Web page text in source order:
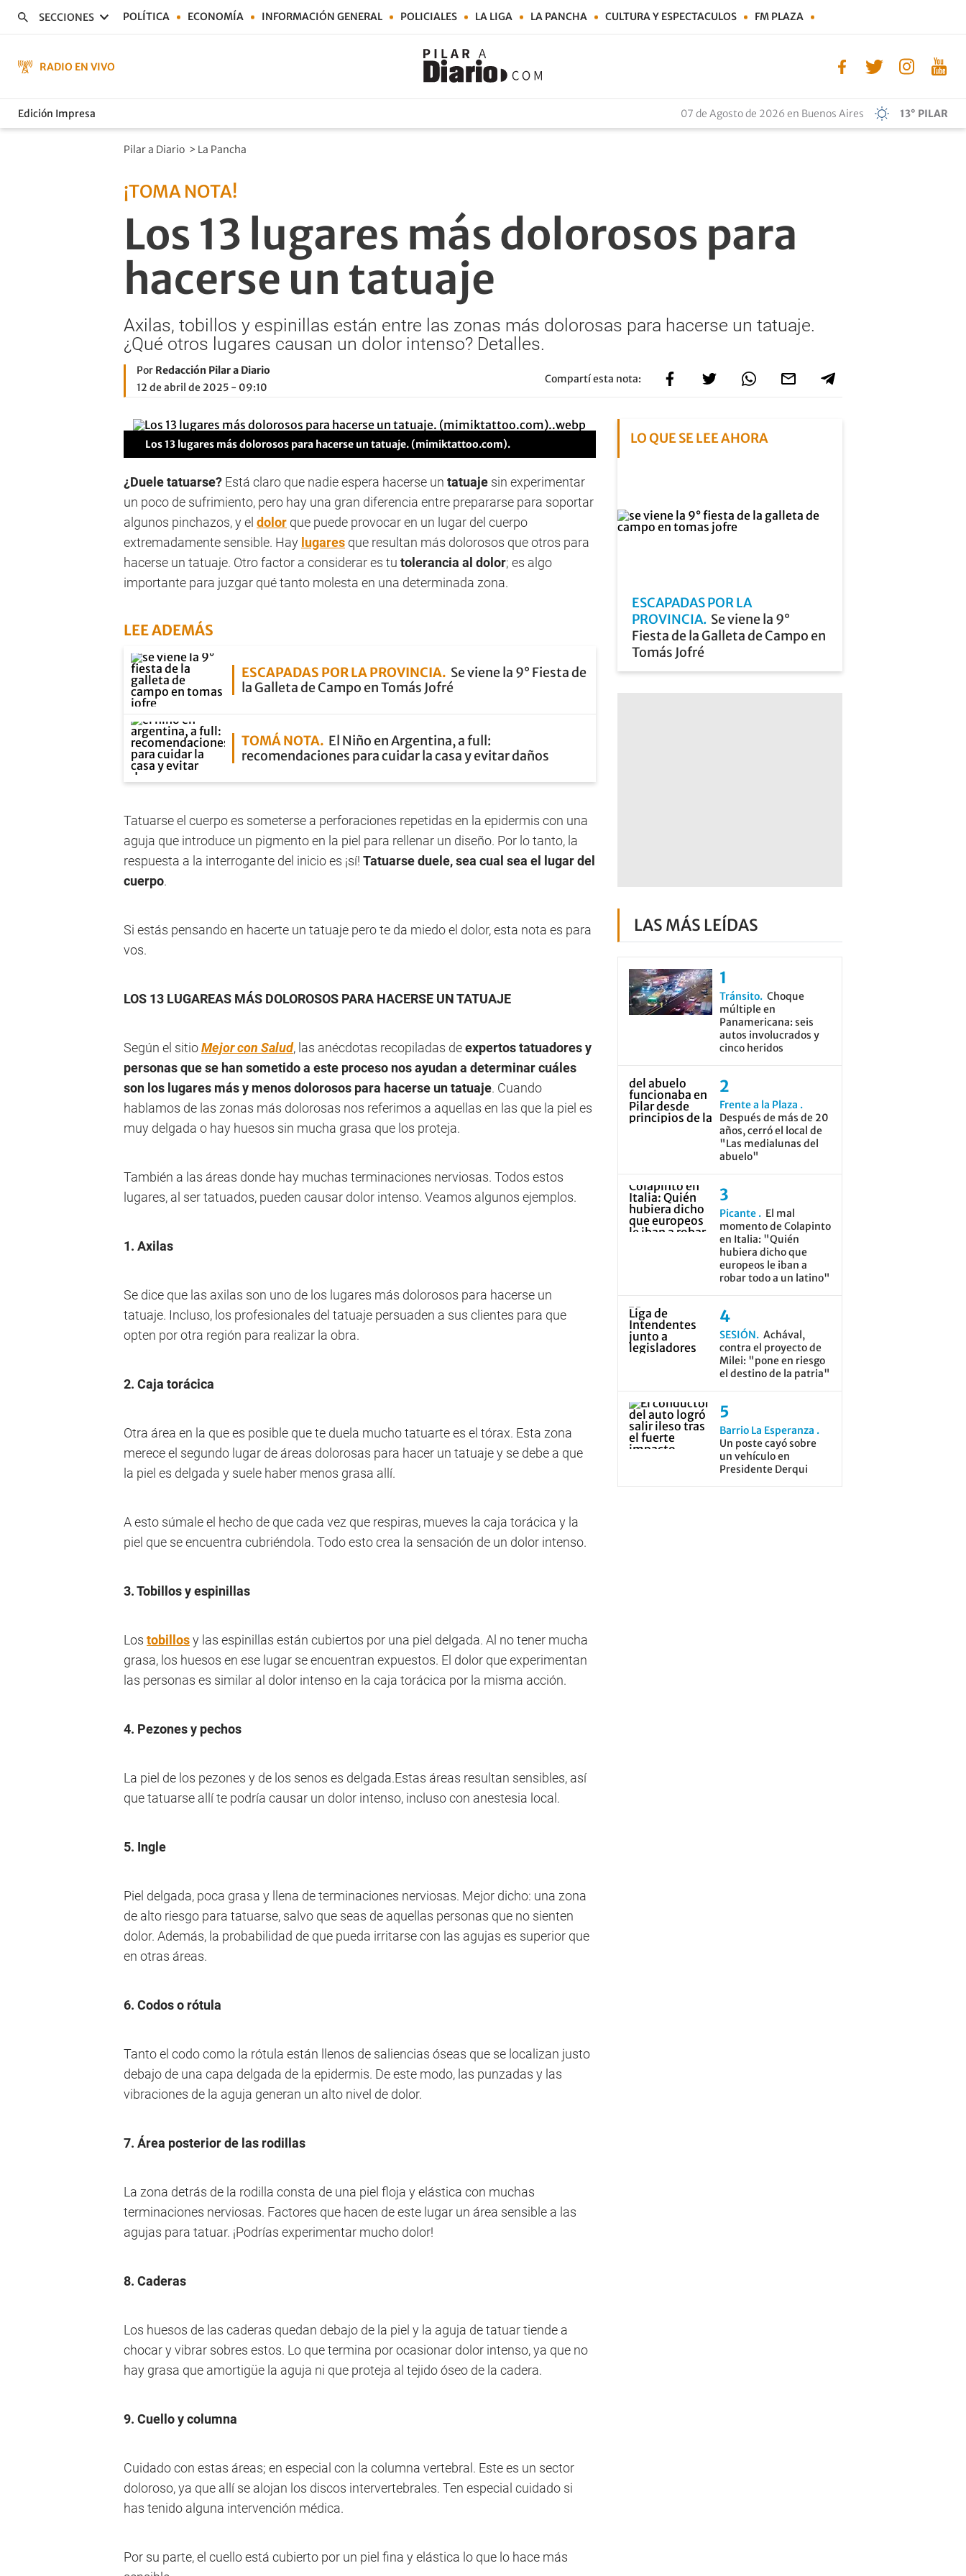
SECCIONES POLÍTICA ECONOMÍA INFORMACIÓN GENERAL POLICIALES LA LIGA LA PANCHA CULTURA Y ESPECTACULOS FM PLAZA
RADIO EN VIVO
Edición Impresa 07 de Agosto de 2026 en Buenos Aires 13° PILAR
Pilar a Diario > La Pancha
¡TOMA NOTA!
Los 13 lugares más dolorosos para
hacerse un tatuaje
Axilas, tobillos y espinillas están entre las zonas más dolorosas para hacerse un tatuaje.
¿Qué otros lugares causan un dolor intenso? Detalles.
Por Redacción Pilar a Diario
12 de abril de 2025 - 09:10
Compartí esta nota:
Los 13 lugares más dolorosos para hacerse un tatuaje. (mimiktattoo.com).
¿Duele tatuarse? Está claro que nadie espera hacerse un tatuaje sin experimentar
un poco de sufrimiento, pero hay una gran diferencia entre prepararse para soportar
algunos pinchazos, y el dolor que puede provocar en un lugar del cuerpo
extremadamente sensible. Hay lugares que resultan más dolorosos que otros para
hacerse un tatuaje. Otro factor a considerar es tu tolerancia al dolor; es algo
importante para juzgar qué tanto molesta en una determinada zona.
LEE ADEMÁS
ESCAPADAS POR LA PROVINCIA Se viene la 9° Fiesta de
la Galleta de Campo en Tomás Jofré
TOMÁ NOTA El Niño en Argentina, a full:
recomendaciones para cuidar la casa y evitar daños
Tatuarse el cuerpo es someterse a perforaciones repetidas en la epidermis con una
aguja que introduce un pigmento en la piel para rellenar un diseño. Por lo tanto, la
respuesta a la interrogante del inicio es ¡sí! Tatuarse duele, sea cual sea el lugar del
cuerpo.
Si estás pensando en hacerte un tatuaje pero te da miedo el dolor, esta nota es para
vos.
LOS 13 LUGAREAS MÁS DOLOROSOS PARA HACERSE UN TATUAJE
Según el sitioMejor con Salud, las anécdotas recopiladas deexpertos tatuadores y
personas que se han sometido a este proceso nos ayudan a determinar cuáles
son los lugares más y menos dolorosos para hacerse un tatuaje. Cuando
hablamos de las zonas más dolorosas nos referimos a aquellas en las que la piel es
muy delgada o hay huesos sin mucha grasa que los proteja.
También a las áreas donde hay muchas terminaciones nerviosas. Todos estos
lugares, al ser tatuados, pueden causar dolor intenso. Veamos algunos ejemplos.
1. Axilas
Se dice que las axilas son uno de los lugares más dolorosos para hacerse un
tatuaje. Incluso, los profesionales del tatuaje persuaden a sus clientes para que
opten por otra región para realizar la obra.
2. Caja torácica
Otra área en la que es posible que te duela mucho tatuarte es el tórax. Esta zona
merece el segundo lugar de áreas dolorosas para hacer un tatuaje y se debe a que
la piel es delgada y suele haber menos grasa allí.
A esto súmale el hecho de que cada vez que respiras, mueves la caja torácica y la
piel que se encuentra cubriéndola. Todo esto crea la sensación de un dolor intenso.
3. Tobillos y espinillas
Los tobillosy las espinillas están cubiertos por una piel delgada. Al no tener mucha
grasa, los huesos en ese lugar se encuentran expuestos. El dolor que experimentan
las personas es similar al dolor intenso en la caja torácica por la misma acción.
4. Pezones y pechos
La piel de los pezones y de los senos es delgada.Estas áreas resultan sensibles, así
que tatuarse allí te podría causar un dolor intenso, incluso con anestesia local.
5. Ingle
Piel delgada, poca grasa y llena de terminaciones nerviosas. Mejor dicho: una zona
de alto riesgo para tatuarse, salvo que seas de aquellas personas que no sienten
dolor. Además, la probabilidad de que pueda irritarse con las agujas es superior que
en otras áreas.
6. Codos o rótula
Tanto el codo como la rótula están llenos de saliencias óseas que se localizan justo
debajo de una capa delgada de la epidermis. De este modo, las punzadas y las
vibraciones de la aguja generan un alto nivel de dolor.
7. Área posterior de las rodillas
La zona detrás de la rodilla consta de una piel floja y elástica con muchas
terminaciones nerviosas. Factores que hacen de este lugar un área sensible a las
agujas para tatuar. ¡Podrías experimentar mucho dolor!
8. Caderas
Los huesos de las caderas quedan debajo de la piel y la aguja de tatuar tiende a
chocar y vibrar sobres estos. Lo que termina por ocasionar dolor intenso, ya que no
hay grasa que amortigüe la aguja ni que proteja al tejido óseo de la cadera.
9. Cuello y columna
Cuidado con estas áreas; en especial con la columna vertebral. Este es un sector
doloroso, ya que allí se alojan los discos intervertebrales. Ten especial cuidado si
has tenido alguna intervención médica.
Por su parte, el cuello está cubierto por un piel fina y elástica lo que lo hace más
LO QUE SE LEE AHORA
ESCAPADAS POR LA
PROVINCIA Se viene la 9°
Fiesta de la Galleta de Campo en
Tomás Jofré
LAS MÁS LEÍDAS
Tránsito Choque
múltiple en
Panamericana: seis
autos involucrados y
cinco heridos
Frente a la Plaza
Después de más de 20
años, cerró el local de
"Las medialunas del
abuelo"
Picante
El mal
momento de Colapinto
en Italia: "Quién
hubiera dicho que
europeos le iban a
robar todo a un latino"
SESIÓN
Achával,
contra el proyecto de
Milei: "pone en riesgo
el destino de la patria"
Barrio La Esperanza
Un poste cayó sobre
un vehículo en
Presidente Derqui